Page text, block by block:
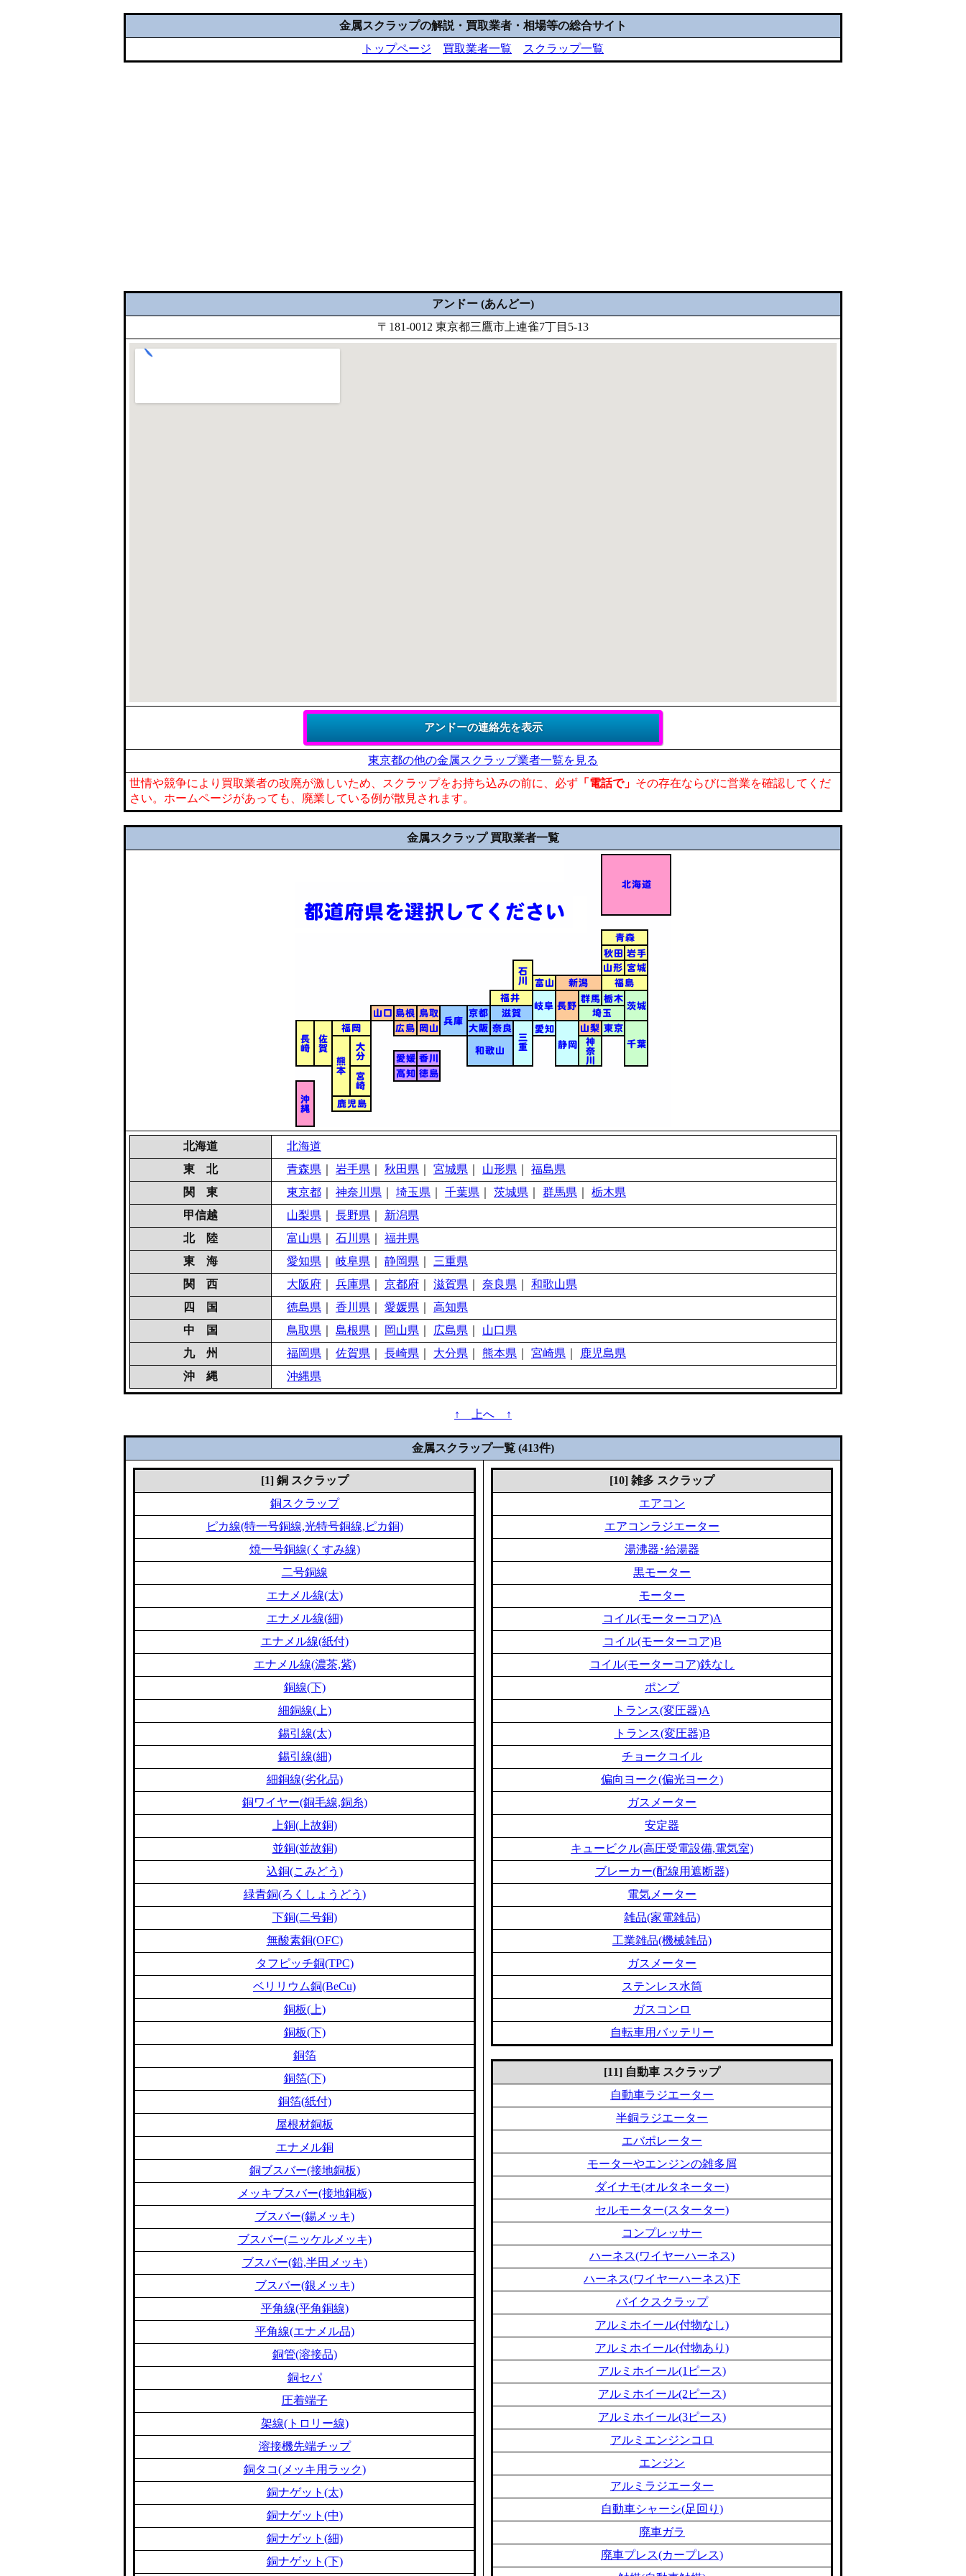
金属スクラップの解説・買取業者・相場等の総合サイト
トップページ
買取業者一覧 スクラップ一覧
アンドー (あんどー)
〒181-0012 東京都三鷹市上連雀7丁目5-13
東京都の他の金属スクラップ業者一覧を見る
世情や競争により買取業者の改廃が激しいため、スクラップをお持ち込みの前に、必ず 「電話で」 その存在ならびに営業を確認してくだ
さい。ホームページがあっても、廃業している例が散見されます。
金属スクラップ 買取業者一覧
北海道
北海道
東 北
青森県 岩手県 秋田県 宮城県 山形県
福島県
関 東
東京都 神奈川県 埼玉県 千葉県 茨城県 群馬県
栃木県
甲信越
山梨県 長野県
新潟県
北 陸
富山県 石川県
福井県
東 海
愛知県 岐阜県 静岡県
三重県
関 西
大阪府 兵庫県 京都府 滋賀県 奈良県
和歌山県
四 国
徳島県 香川県 愛媛県
高知県
中 国
鳥取県 島根県 岡山県 広島県
山口県
九 州
福岡県 佐賀県 長崎県 大分県 熊本県 宮崎県
鹿児島県
沖 縄
沖縄県
↑ 上へ ↑
金属スクラップ一覧 (413件)
[1] 銅 スクラップ
銅スクラップ
ピカ線(特一号銅線,光特号銅線,ピカ銅)
焼一号銅線(くすみ線)
二号銅線
エナメル線(太)
エナメル線(細)
エナメル線(紙付)
エナメル線(濃茶,紫)
銅線(下)
細銅線(上)
錫引線(太)
錫引線(細)
細銅線(劣化品)
銅ワイヤー(銅毛線,銅糸)
上銅(上故銅)
並銅(並故銅)
込銅(こみどう)
緑青銅(ろくしょうどう)
下銅(二号銅)
無酸素銅(OFC)
タフピッチ銅(TPC)
ベリリウム銅(BeCu)
銅板(上)
銅板(下)
銅箔
銅箔(下)
銅箔(紙付)
屋根材銅板
エナメル銅
銅ブスバー(接地銅板)
メッキブスバー(接地銅板)
ブスバー(錫メッキ)
ブスバー(ニッケルメッキ)
ブスバー(鉛,半田メッキ)
ブスバー(銀メッキ)
平角線(平角銅線)
平角線(エナメル品)
銅管(溶接品)
銅セパ
圧着端子
架線(トロリー線)
溶接機先端チップ
銅タコ(メッキ用ラック)
銅ナゲット(太)
銅ナゲット(中)
銅ナゲット(細)
銅ナゲット(下)
[10] 雑多 スクラップ
エアコン
エアコンラジエーター
湯沸器･給湯器
黒モーター
モーター
コイル(モーターコア)A
コイル(モーターコア)B
コイル(モーターコア)鉄なし
ポンプ
トランス(変圧器)A
トランス(変圧器)B
チョークコイル
偏向ヨーク(偏光ヨーク)
ガスメーター
安定器
キュービクル(高圧受電設備,電気室)
ブレーカー(配線用遮断器)
電気メーター
雑品(家電雑品)
工業雑品(機械雑品)
ガスメーター
ステンレス水筒
ガスコンロ
自転車用バッテリー
[11] 自動車 スクラップ
自動車ラジエーター
半銅ラジエーター
エバポレーター
モーターやエンジンの雑多屑
ダイナモ(オルタネーター)
セルモーター(スターター)
コンプレッサー
ハーネス(ワイヤーハーネス)
ハーネス(ワイヤーハーネス)下
バイクスクラップ
アルミホイール(付物なし)
アルミホイール(付物あり)
アルミホイール(1ピース)
アルミホイール(2ピース)
アルミホイール(3ピース)
アルミエンジンコロ
エンジン
アルミラジエーター
自動車シャーシ(足回り)
廃車ガラ
廃車プレス(カープレス)